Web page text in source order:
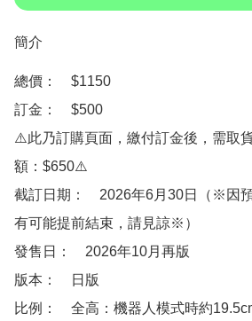
簡介
總價：　$1150
訂金：　$500
⚠️此乃訂購頁面，繳付訂金後，需取
額：$650⚠️
截訂日期：　2026年6月30日（※因
有可能提前結束，請見諒※）
發售日：　2026年10月再版
版本：　日版
比例：　全高：機器人模式時約